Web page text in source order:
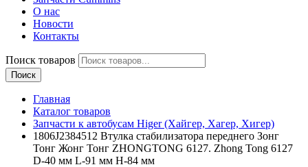
О нас
Новости
Контакты
Поиск товаров
Поиск
Главная
Каталог товаров
Запчасти к автобусам Higer (Хайгер, Хагер, Хигер)
1806J2384512 Втулка стабилизатора переднего Зонг
Тонг Жонг Тонг ZHONGTONG 6127. Zhong Tong 6127
D-40 мм L-91 мм H-84 мм